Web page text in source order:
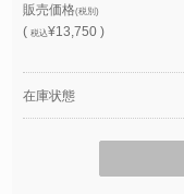
販売価格(税別)
(税込¥13,750 )
在庫状態